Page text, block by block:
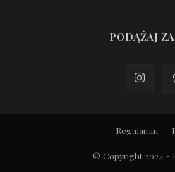
PODĄŻAJ
Regulamin
© Copyright 2024 -